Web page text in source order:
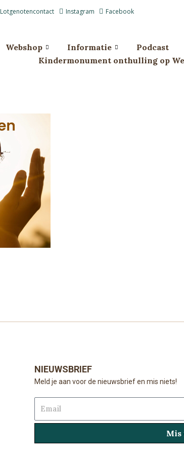
Lotgenotencontact Instagram Facebook
Webshop Informatie Podcast
Kindermonument onthulling op
NIEUWSBRIEF
Meld je aan voor de nieuwsbrief en mis niets!
Email
Mis